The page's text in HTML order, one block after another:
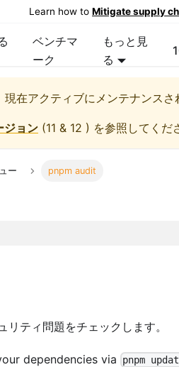
Learn how to Mitigate supply
ベンチマ
ーク
もっと見
る
在アクティブにメンテナンスさ
ジョン (11 & 12 ) を参照してくだ
ー pnpm audit
ティ問題をチェックします。
dependencies via pnpm